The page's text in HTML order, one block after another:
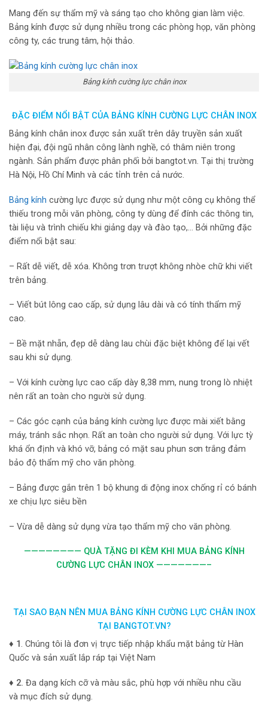
Mang đến sự thẩm mỹ và sáng tạo cho không gian làm việc.
Bảng kính được sử dụng nhiều trong các phòng họp, văn phòng
công ty, các trung tâm, hội thảo.
Bảng kính cường lực chân inox
ĐẶC ĐIỂM NỔI BẬT CỦA BẢNG KÍNH CƯỜNG LỰC CHÂN INOX
Bảng kính chân inox được sản xuất trên dây truyền sản xuất
hiện đại, đội ngũ nhân công lành nghề, có thâm niên trong
ngành. Sản phẩm được phân phối bởi bangtot.vn. Tại thị trường
Hà Nội, Hồ Chí Minh và các tỉnh trên cả nước.
Bảng kính cường lực được sử dụng như một công cụ không thể
thiếu trong mỗi văn phòng, công ty dùng để đính các thông tin,
tài liệu và trình chiếu khi giảng dạy và đào tạo,… Bởi những đặc
điểm nổi bật sau:
– Rất dễ viết, dễ xóa. Không trơn trượt không nhòe chữ khi viết
trên bảng.
– Viết bút lông cao cấp, sử dụng lâu dài và có tính thẩm mỹ
cao.
– Bề mặt nhẵn, đẹp dễ dàng lau chùi đặc biệt không để lại vết
sau khi sử dụng.
– Với kính cường lực cao cấp dày 8,38 mm, nung trong lò nhiệt
nên rất an toàn cho người sử dụng.
– Các góc cạnh của bảng kính cường lực được mài xiết bằng
máy, tránh sắc nhọn. Rất an toàn cho người sử dụng. Với lực tỳ
khá ổn định và khó vỡ, bảng có mặt sau phun sơn trắng đảm
bảo độ thẩm mỹ cho văn phòng.
– Bảng được gắn trên 1 bộ khung di động inox chống rỉ có bánh
xe chịu lực siêu bền
– Vừa dễ dàng sử dụng vừa tạo thẩm mỹ cho văn phòng.
———————— QUÀ TẶNG ĐI KÈM KHI MUA BẢNG KÍNH
CƯỜNG LỰC CHÂN INOX ———————–
TẠI SAO BẠN NÊN MUA BẢNG KÍNH CƯỜNG LỰC CHÂN INOX
TẠI BANGTOT.VN?
♦ 1 . Chúng tôi là đơn vị trực tiếp nhập khẩu mặt bảng từ Hàn
Quốc và sản xuất lắp ráp tại Việt Nam
♦ 2. Đa dạng kích cỡ và màu sắc, phù hợp với nhiều nhu cầu
và mục đích sử dụng.